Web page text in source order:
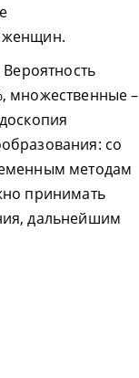
женщин.
множественные –
со
методам
принимать
дальнейшим